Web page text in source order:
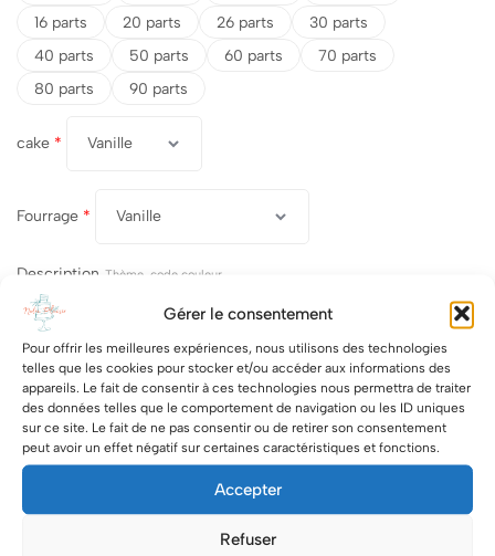
Gérer le consentement
Pour offrir les meilleures expériences, nous utilisons des technologies
telles que les cookies pour stocker et/ou accéder aux informations des
appareils. Le fait de consentir à ces technologies nous permettra de traiter
des données telles que le comportement de navigation ou les ID uniques
sur ce site. Le fait de ne pas consentir ou de retirer son consentement
peut avoir un effet négatif sur certaines caractéristiques et fonctions.
Accepter
Refuser
16 parts
20 parts 26 parts
30 parts
40 parts
50 parts 60 parts
70 parts
80 parts
90 parts
cake *
Fourrage *
Description Thème, code couleur....
Suppléments Croquant Chocolat Blanc [+9.00 €]
Croquant Chocolat Noir
[+9.00 €]
Croquant Feuillantine Chocolat praliné[+9.00 €]
Croquant Amandes grilées[+8.00 €]
[+4.00 €]
Topper OH BABY[+4.00 €]
[+5.00 €]